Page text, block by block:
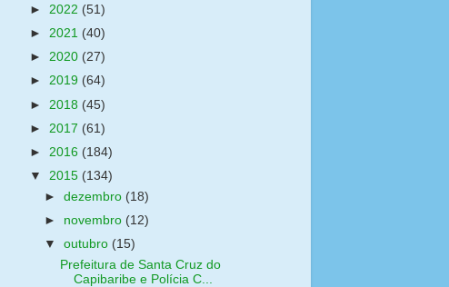
► 2022 (51)
► 2021 (40)
► 2020 (27)
► 2019 (64)
► 2018 (45)
► 2017 (61)
► 2016 (184)
▼ 2015 (134)
►dezembro (18)
► novembro (12)
▼outubro (15)
Prefeitura de Santa Cruz do
Capibaribe e Polícia C...